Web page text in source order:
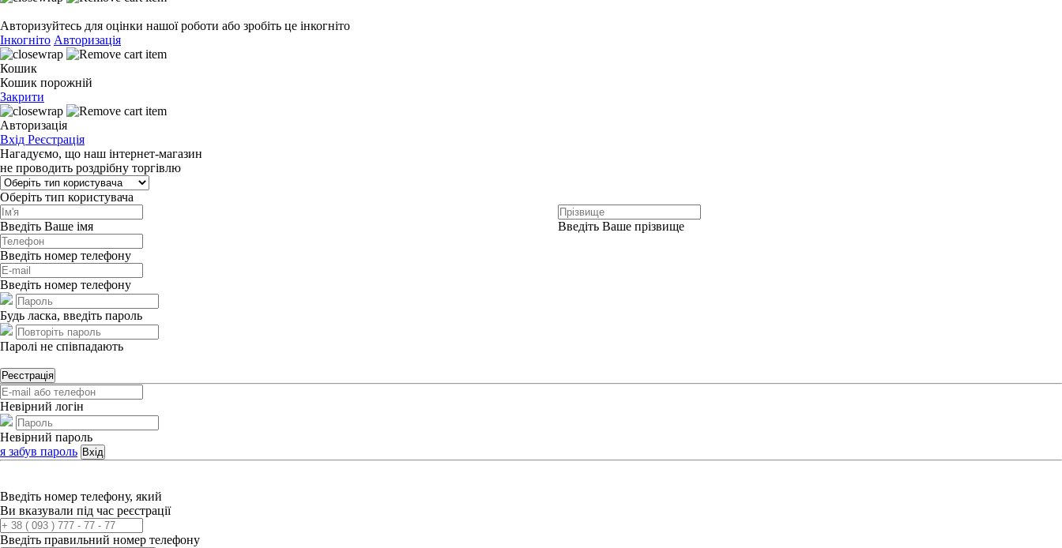
Авторизуйтесь для оцінки нашої роботи або зробіть це інкогніто
Інкогніто Авторизація
Кошик
Кошик порожній
Закрити
Авторизація
Вхід Реєстрація
Нагадуємо, що наш інтернет-магазин
не проводить роздрібну торгівлю
Оберіть тип користувача
Введіть Ваше імя Введіть Ваше прізвище
Введіть номер телефону
Введіть номер телефону
Будь ласка, введіть пароль
Паролі не співпадають
Реєстрація
Невірний логін
Невірний пароль
я забув пароль Вхід
Введіть номер телефону, який
Ви вказували під час реєстрації
Введіть правильний номер телефону